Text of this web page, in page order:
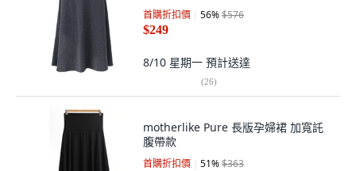
首購折扣價 56%$576
$249
8/10 星期一 預計送達
(26)
motherlike Pure 長版孕婦裙 加寬託
腹帶款
首購折扣價 51%$363